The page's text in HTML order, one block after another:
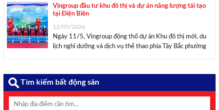
Vingroup đầu tư khu đô thị và dự án năng lượng tái tạo
tại Điện Biên
12/05/2026
Ngày 11/5, Vingroup động thổ dự án Khu đô thị mới, du
lịch nghỉ dưỡng và dịch vụ thể thao phía Tây Bắc phường
Tìm kiếm bất động sản